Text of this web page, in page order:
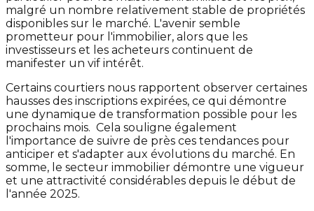
malgré un nombre relativement stable de propriétés
disponibles sur le marché. L'avenir semble
prometteur pour l'immobilier, alors que les
investisseurs et les acheteurs continuent de
manifester un vif intérêt.
Certains courtiers nous rapportent observer certaines
hausses des inscriptions expirées, ce qui démontre
une dynamique de transformation possible pour les
prochains mois. Cela souligne également
l'importance de suivre de près ces tendances pour
anticiper et s'adapter aux évolutions du marché. En
somme, le secteur immobilier démontre une vigueur
et une attractivité considérables depuis le début de
l'année 2025.